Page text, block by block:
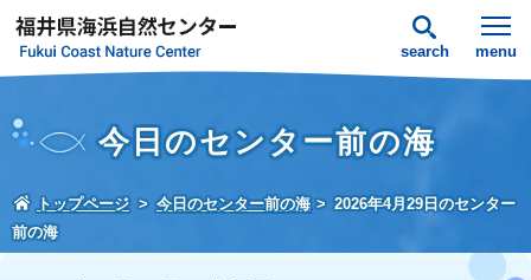
search menu
今日のセンター前の海
トップページ 今日のセンター前の海
2026年4月29日のセンター
前の海